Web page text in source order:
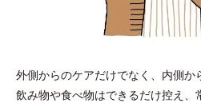
外側からのケアだけでなく、内側
飲み物や食べ物はできるだけ控え